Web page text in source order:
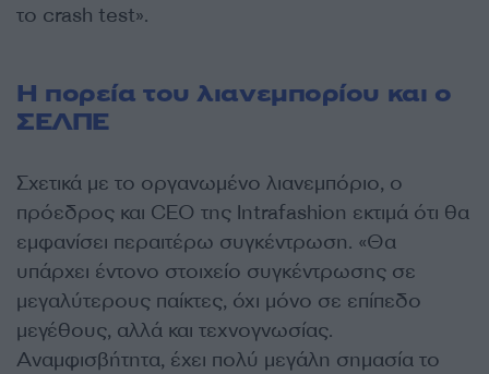
το crash test».
Η πορεία του λιανεμπορίου και ο
ΣΕΛΠΕ
Σχετικά με το οργανωμένο λιανεμπόριο, ο
πρόεδρος και CEO της Intrafashion εκτιμά ότι θα
εμφανίσει περαιτέρω συγκέντρωση. «Θα
υπάρχει έντονο στοιχείο συγκέντρωσης σε
μεγαλύτερους παίκτες, όχι μόνο σε επίπεδο
μεγέθους, αλλά και τεχνογνωσίας.
Αναμφισβήτητα, έχει πολύ μεγάλη σημασία το